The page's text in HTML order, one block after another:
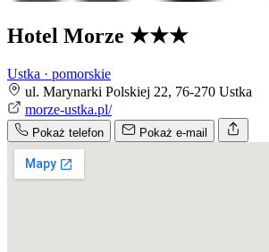
Hotel Morze ★★★
Ustka · pomorskie
ul. Marynarki Polskiej 22, 76-270 Ustka
morze-ustka.pl/
Pokaż telefon Pokaż e-mail